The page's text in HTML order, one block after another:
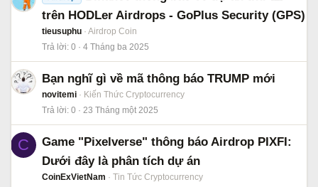
trên HODLer Airdrops - GoPlus Security (GPS)
tieusuphu
Airdrop Coin
Trả lời 0 4 Tháng ba 2025
Bạn nghĩ gì về mã thông báo TRUMP mới
novitemi
Kiến Thức Cryptocurrency
Trả lời 0 23 Tháng một 2025
C
Game "Pixelverse" thông báo Airdrop PIXFI:
Dưới đây là phân tích dự án
CoinExVietNam
Tin Tức Cryptocurrency